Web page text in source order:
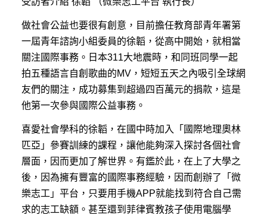
做社會公益也要很有創意，目前擔任教育部青年署第
一屆青年諮詢小組委員的徐韜，從高中開始，就相當
關注國際事務。日本311大地震時，和同班同學一起
拍五種語言自創歌曲的MV，短短五天之內吸引全球網
友們的關注，成功募集到超過四百萬元的捐款，這是
他第一次參與國際公益事務。
喜愛社會學科的徐韜，在國中時加入「國際地理奧林
匹亞」參賽訓練的課程，讓他能夠深入探討各個社會
層面，因而更加了解世界。有鑑於此，在上了大學之
後，因為擁有豐富的國際事務經驗，因而創辦了「微
樂志工」平台，只要用手機APP就能找到符合自己需
求的志工缺額。甚至還到菲律賓教孩子使用電腦學